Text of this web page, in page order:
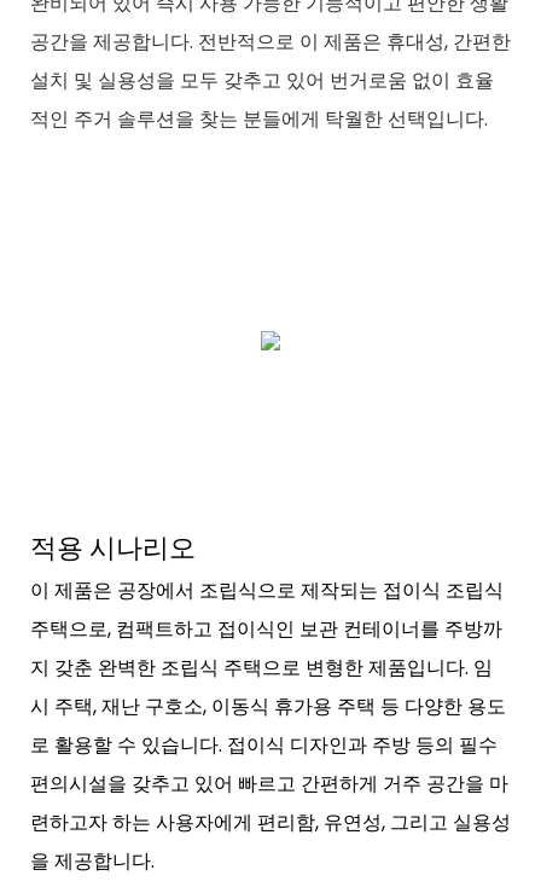
공간을 제공합니다. 전반적으로 이 제품은 휴대성, 간편한
설치 및 실용성을 모두 갖추고 있어 번거로움 없이 효율
적인 주거 솔루션을 찾는 분들에게 탁월한 선택입니다.
적용 시나리오
이 제품은 공장에서 조립식으로 제작되는 접이식 조립식
주택으로, 컴팩트하고 접이식인 보관 컨테이너를 주방까
지 갖춘 완벽한 조립식 주택으로 변형한 제품입니다. 임
시 주택, 재난 구호소, 이동식 휴가용 주택 등 다양한 용도
로 활용할 수 있습니다. 접이식 디자인과 주방 등의 필수
편의시설을 갖추고 있어 빠르고 간편하게 거주 공간을 마
련하고자 하는 사용자에게 편리함, 유연성, 그리고 실용성
을 제공합니다.